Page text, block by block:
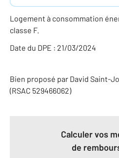
Logement à consommation
classe F.
Date du DPE : 21/03/2024
Bien proposé par David Saint-
(RSAC 529466062)
Calculer vos
de